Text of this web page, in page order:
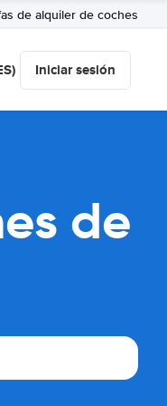
de alquiler de coches
Iniciar sesión
de